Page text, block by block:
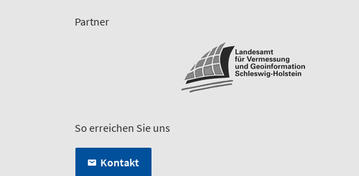
Partner
So erreichen Sie uns
Kontakt